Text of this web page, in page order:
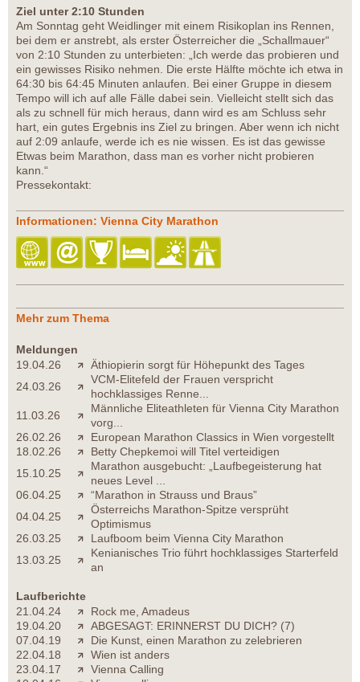
Ziel unter 2:10 Stunden
Am Sonntag geht Weidlinger mit einem Risikoplan ins Rennen,
bei dem er anstrebt, als erster Österreicher die „Schallmauer“
von 2:10 Stunden zu unterbieten: „Ich werde das probieren und
ein gewisses Risiko nehmen. Die erste Hälfte möchte ich etwa in
64:30 bis 64:45 Minuten anlaufen. Bei einer Gruppe in diesem
Tempo will ich auf alle Fälle dabei sein. Vielleicht stellt sich das
als zu schnell für mich heraus, dann wird es am Schluss sehr
hart, ein gutes Ergebnis ins Ziel zu bringen. Aber wenn ich nicht
auf 2:09 anlaufe, werde ich es nie wissen. Es ist das gewisse
Etwas beim Marathon, dass man es vorher nicht probieren
kann.“
Pressekontakt:
Informationen: Vienna City Marathon
Mehr zum Thema
Meldungen
19.04.26
Äthiopierin sorgt für Höhepunkt des Tages
24.03.26
VCM-Elitefeld der Frauen verspricht
hochklassiges Renne...
11.03.26
Männliche Eliteathleten für Vienna City Marathon
vorg...
26.02.26
European Marathon Classics in Wien vorgestellt
18.02.26
Betty Chepkemoi will Titel verteidigen
15.10.25
Marathon ausgebucht: „Laufbegeisterung hat
neues Level ...
06.04.25
“Marathon in Strauss und Braus”
04.04.25
Österreichs Marathon-Spitze versprüht
Optimismus
26.03.25
Laufboom beim Vienna City Marathon
13.03.25
Kenianisches Trio führt hochklassiges Starterfeld
an
Laufberichte
21.04.24
Rock me, Amadeus
19.04.20
ABGESAGT: ERINNERST DU DICH? (7)
07.04.19
Die Kunst, einen Marathon zu zelebrieren
22.04.18
Wien ist anders
23.04.17
Vienna Calling